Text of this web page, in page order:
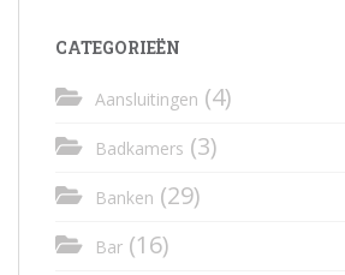
CATEGORIEËN
Aansluitingen (4)
Badkamers (3)
Banken (29)
Bar (16)